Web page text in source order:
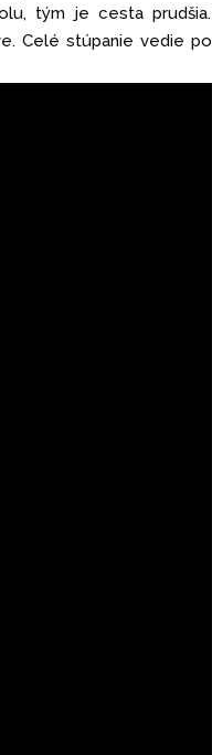
tým je cesta prudšia.
Celé stúpanie vedie po